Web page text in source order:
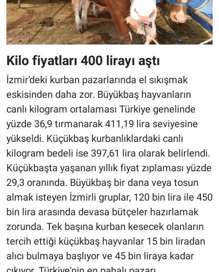
Kilo fiyatları 400 lirayı aştı
İzmir'deki kurban pazarlarında el sıkışmak
eskisinden daha zor. Büyükbaş hayvanların
canlı kilogram ortalaması Türkiye genelinde
yüzde 36,9 tırmanarak 411,19 lira seviyesine
yükseldi. Küçükbaş kurbanlıklardaki canlı
kilogram bedeli ise 397,61 lira olarak belirlendi.
Küçükbaşta yaşanan yıllık fiyat zıplaması yüzde
29,3 oranında. Büyükbaş bir dana veya tosun
almak isteyen İzmirli gruplar, 120 bin lira ile 450
bin lira arasında devasa bütçeler hazırlamak
zorunda. Tek başına kurban kesecek olanların
tercih ettiği küçükbaş hayvanlar 15 bin liradan
alıcı bulmaya başlıyor ve 45 bin liraya kadar